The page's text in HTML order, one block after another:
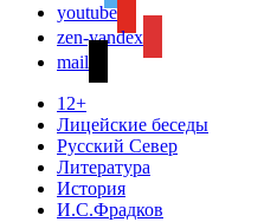
youtube
zen-yandex
mail
12+
Лицейские беседы
Русский Север
Литература
История
И.С.Фрадков